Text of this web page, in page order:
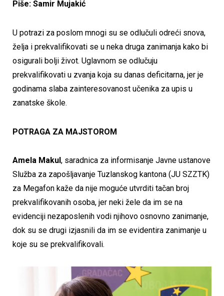
Piše: Samir Mujakić
U potrazi za poslom mnogi su se odlučuli odreći snova,
želja i prekvalifikovati se u neka druga zanimanja kako bi
osigurali bolji život. Uglavnom se odlučuju
prekvalifikovati u zvanja koja su danas deficitarna, jer je
godinama slaba zainteresovanost učenika za upis u
zanatske škole.
POTRAGA ZA MAJSTOROM
Amela Makul , saradnica za informisanje Javne ustanove
Služba za zapošljavanje Tuzlanskog kantona (JU SZZTK)
za Megafon kaže da nije moguće utvrditi tačan broj
prekvalifikovanih osoba, jer neki žele da im se na
evidenciji nezaposlenih vodi njihovo osnovno zanimanje,
dok su se drugi izjasnili da im se evidentira zanimanje u
koje su se prekvalifikovali.